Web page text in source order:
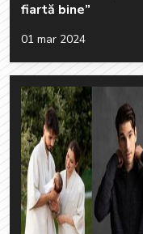
fiartă bine”
01 mar 2024